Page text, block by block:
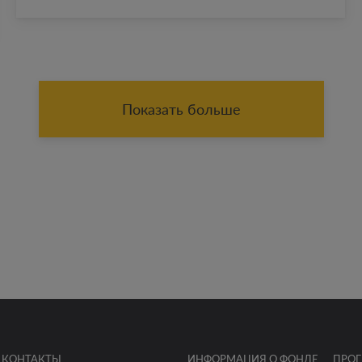
Показать больше
КОНТАКТЫ ИНФОРМАЦИЯ О ФОНДЕ